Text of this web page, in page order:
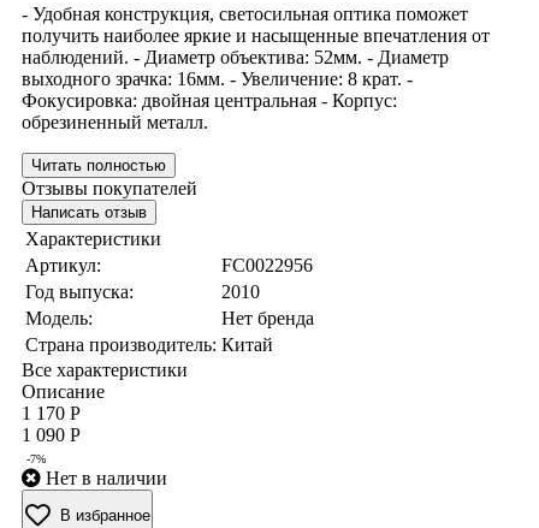
- Удобная конструкция, светосильная оптика поможет
получить наиболее яркие и насыщенные впечатления от
наблюдений. - Диаметр объектива: 52мм. - Диаметр
выходного зрачка: 16мм. - Увеличение: 8 крат. -
Фокусировка: двойная центральная - Корпус:
обрезиненный металл.
Читать полностью
Отзывы покупателей
Написать отзыв
Характеристики
Артикул:
FC0022956
Год выпуска:
2010
Модель:
Нет бренда
Страна производитель: Китай
Все характеристики
Описание
1 170 Р
1 090 Р
-7%
Нет в наличии
В избранное